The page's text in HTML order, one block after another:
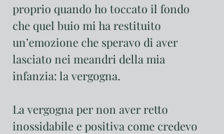
proprio quando ho toccato il fondo
che quel buio mi ha restituito
un’emozione che speravo di aver
lasciato nei meandri della mia
infanzia: la vergogna.
La vergogna per non aver retto
inossidabile e positiva come credevo